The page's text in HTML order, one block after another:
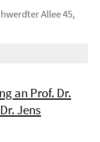
Allee 45,
an Prof. Dr.
Jens